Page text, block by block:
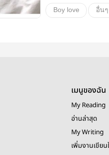
Boy love อื่นๆ
เมนูของฉัน
My Reading
อ่านล่าสุด
My Writing
เพิ่มงานเขียน